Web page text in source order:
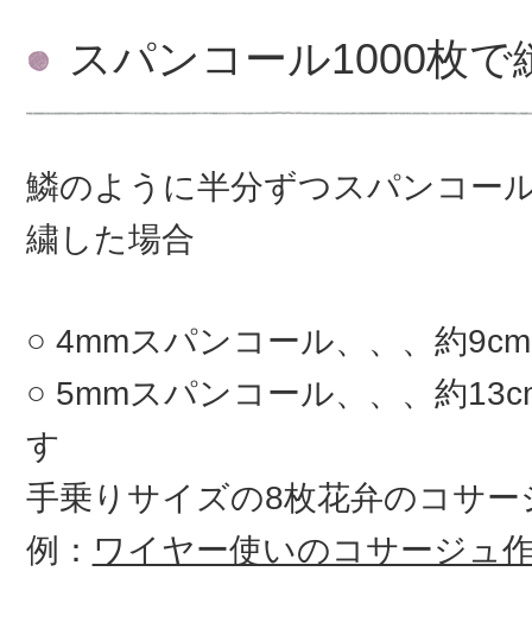
スパンコール1000枚で
鱗のように半分ずつスパンコー
繍した場合
4mmスパンコール、、、約
5mmスパンコール、、、約
す
手乗りサイズの8枚花弁のコサ
例： ワイヤー使いのコサージュ